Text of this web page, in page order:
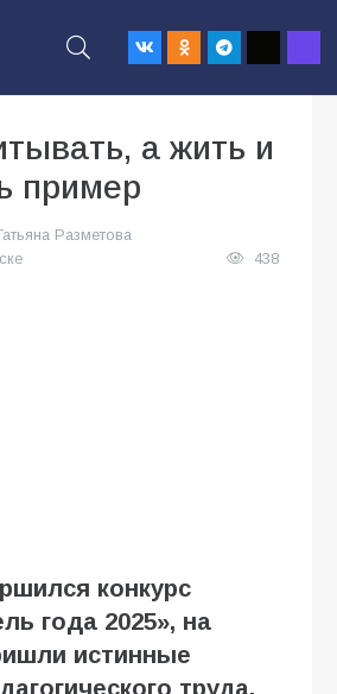
а жить и
пример
Разметова
438
конкурс
года 2025», на
истинные
труда,